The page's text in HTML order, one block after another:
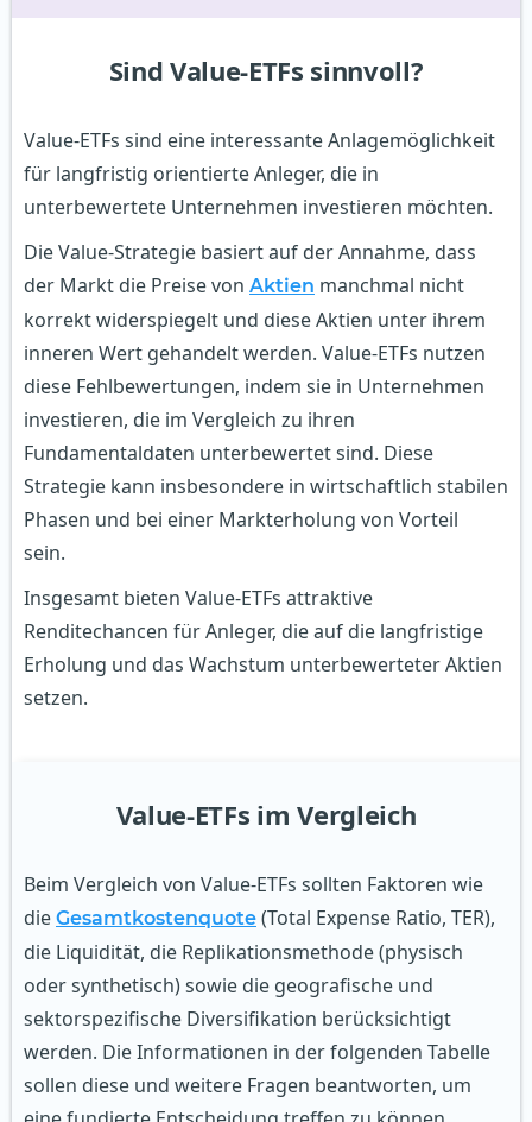
Sind Value-ETFs sinnvoll?
Value-ETFs sind eine interessante Anlagemöglichkeit
für langfristig orientierte Anleger, die in
unterbewertete Unternehmen investieren möchten.
Die Value-Strategie basiert auf der Annahme, dass
der Markt die Preise von Aktien manchmal nicht
korrekt widerspiegelt und diese Aktien unter ihrem
inneren Wert gehandelt werden. Value-ETFs nutzen
diese Fehlbewertungen, indem sie in Unternehmen
investieren, die im Vergleich zu ihren
Fundamentaldaten unterbewertet sind. Diese
Strategie kann insbesondere in wirtschaftlich stabilen
Phasen und bei einer Markterholung von Vorteil
sein.
Insgesamt bieten Value-ETFs attraktive
Renditechancen für Anleger, die auf die langfristige
Erholung und das Wachstum unterbewerteter Aktien
setzen.
Value-ETFs im Vergleich
Beim Vergleich von Value-ETFs sollten Faktoren wie
die Gesamtkostenquote (Total Expense Ratio, TER),
die Liquidität, die Replikationsmethode (physisch
oder synthetisch) sowie die geografische und
sektorspezifische Diversifikation berücksichtigt
werden. Die Informationen in der folgenden Tabelle
sollen diese und weitere Fragen beantworten, um